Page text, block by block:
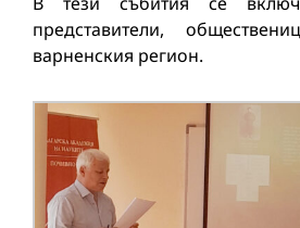
представители,
варненския регион.